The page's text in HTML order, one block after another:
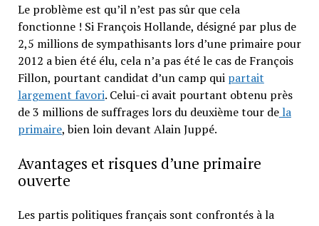
Le problème est qu’il n’est pas sûr que cela
fonctionne ! Si François Hollande, désigné par plus de
2,5 millions de sympathisants lors d’une primaire pour
2012 a bien été élu, cela n’a pas été le cas de François
Fillon, pourtant candidat d’un camp qui partait
largement favori. Celui-ci avait pourtant obtenu près
de 3 millions de suffrages lors du deuxième tour dela
primaire, bien loin devant Alain Juppé.
Avantages et risques d’une primaire
ouverte
Les partis politiques français sont confrontés à la